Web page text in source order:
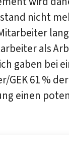
nicht
als
gaben bei
61 %
einen